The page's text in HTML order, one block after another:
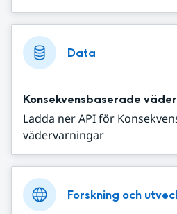
Data
Konsekvensbaserade
Ladda ner API för
vädervarningar
Forskning och